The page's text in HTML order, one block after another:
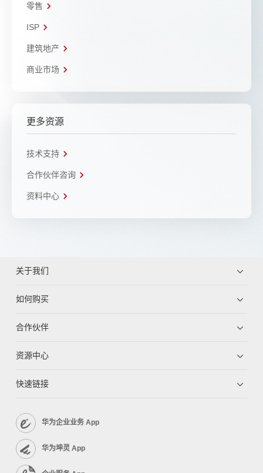
零售
ISP
建筑地产
商业市场
更多资源
技术支持
合作伙伴咨询
资料中心
关于我们
如何购买
合作伙伴
资源中心
快速链接
华为企业业务 App
华为坤灵 App